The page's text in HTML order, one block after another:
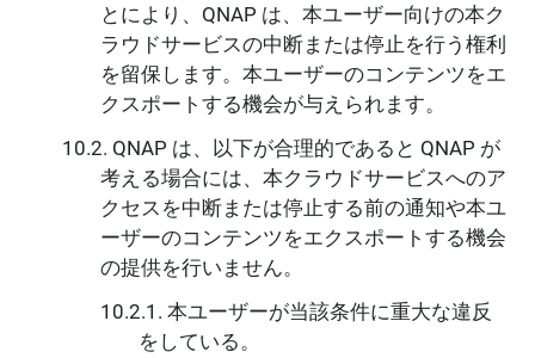
とにより、QNAP は、本ユーザー向けの本ク
ラウドサービスの中断または停止を行う権利
を留保します。本ユーザーのコンテンツをエ
クスポートする機会が与えられます。
QNAP は、以下が合理的であると QNAP が
考える場合には、本クラウドサービスへのア
クセスを中断または停止する前の通知や本ユ
ーザーのコンテンツをエクスポートする機会
の提供を行いません。
本ユーザーが当該条件に重大な違反
をしている。